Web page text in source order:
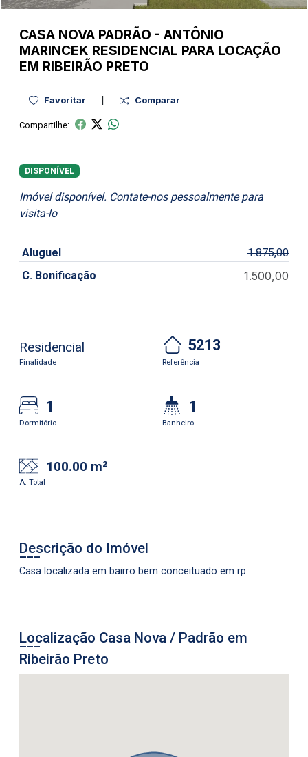
CASA NOVA PADRÃO - ANTÔNIO
MARINCEK RESIDENCIAL PARA LOCAÇÃO
EM RIBEIRÃO PRETO
Favoritar | Comparar
Compartilhe:
DISPONÍVEL
Imóvel disponível. Contate-nos pessoalmente para
visita-lo
Aluguel
1.875,00
C. Bonificação
1.500,00
Residencial
Finalidade
5213
Referência
1
Dormitório
1
Banheiro
100.00 m²
A. Total
Descrição do Imóvel
Casa localizada em bairro bem conceituado em rp
Localização Casa Nova / Padrão em
Ribeirão Preto